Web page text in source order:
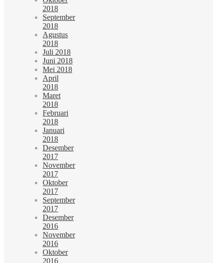
2018
September
2018
Agustus
2018
Juli 2018
Juni 2018
Mei 2018
April
2018
Maret
2018
Februari
2018
Januari
2018
Desember
2017
November
2017
Oktober
2017
September
2017
Desember
2016
November
2016
Oktober
2016